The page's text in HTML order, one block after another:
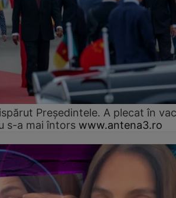
Președintele. A plecat în
s-a mai întors www.antena3.ro